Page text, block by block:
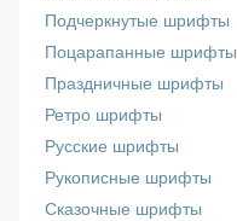
Подчеркнутые шрифты
Поцарапанные шрифты
Праздничные шрифты
Ретро шрифты
Русские шрифты
Рукописные шрифты
Сказочные шрифты